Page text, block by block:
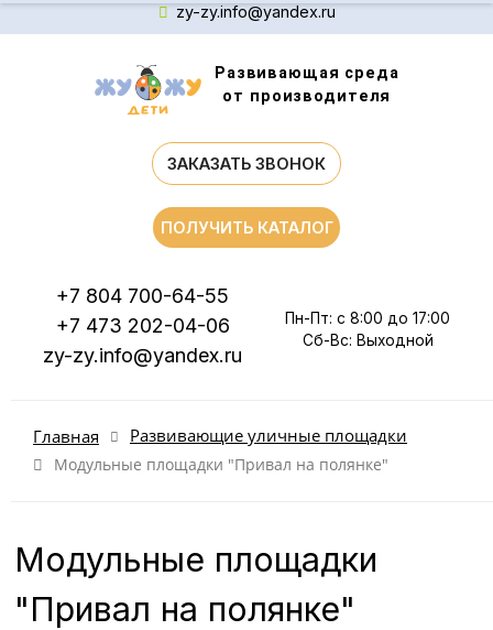
zy-zy.info@yandex.ru
Развивающая среда
от производителя
ЗАКАЗАТЬ ЗВОНОК
+7 804 700-64-55
+7 473 202-04-06
zy-zy.info@yandex.ru
Пн-Пт: с 8:00 до 17:00
Сб-Вс: Выходной
ПОЛУЧИТЬ КАТАЛОГ
Главная Развивающие уличные площадки
Модульные площадки "Привал на полянке"
Модульные площадки
"Привал на полянке"